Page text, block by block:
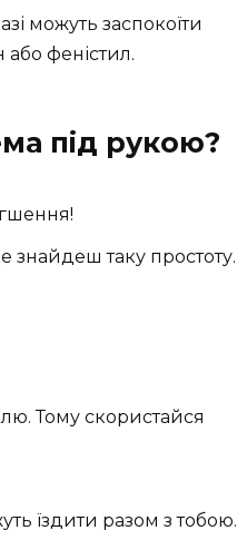
можуть заспокоїти
феністил.
під рукою?
знайдеш таку простоту.
Тому скористайся
їздити разом з тобою.